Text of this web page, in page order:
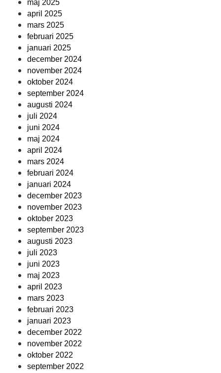
maj 2025
april 2025
mars 2025
februari 2025
januari 2025
december 2024
november 2024
oktober 2024
september 2024
augusti 2024
juli 2024
juni 2024
maj 2024
april 2024
mars 2024
februari 2024
januari 2024
december 2023
november 2023
oktober 2023
september 2023
augusti 2023
juli 2023
juni 2023
maj 2023
april 2023
mars 2023
februari 2023
januari 2023
december 2022
november 2022
oktober 2022
september 2022